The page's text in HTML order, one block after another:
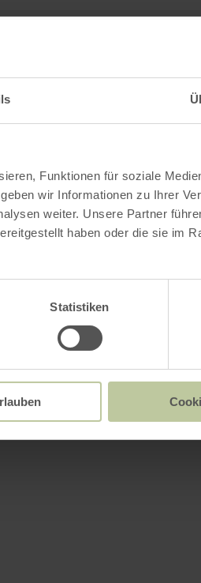
Funktionen für soziale
wir Informationen zu Ihrer
weiter. Unsere Partner
haben oder die sie im
Statistiken